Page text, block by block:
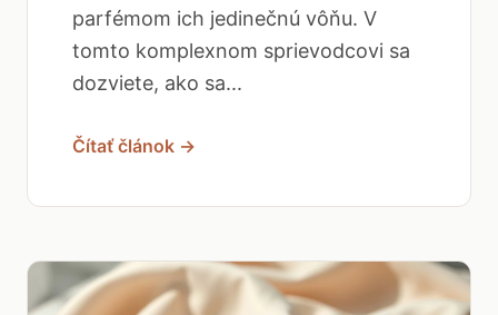
parfémom ich jedinečnú vôňu. V
tomto komplexnom sprievodcovi sa
dozviete, ako sa...
Čítať článok →